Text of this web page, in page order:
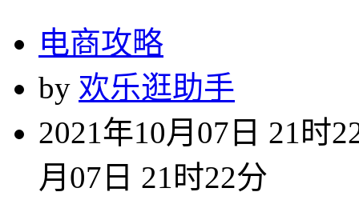
电商攻略
by 欢乐逛助手
2021年10月07日 21时
月07日 21时22分